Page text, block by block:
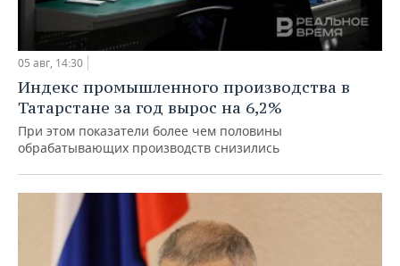
05 авг, 14:30
Индекс промышленного производства в
Татарстане за год вырос на 6,2%
При этом показатели более чем половины
обрабатывающих производств снизились